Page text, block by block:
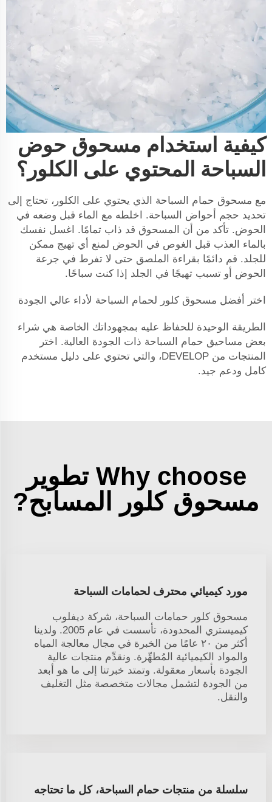
كيفية استخدام مسحوق حوض
السباحة المحتوي على الكلور؟
مع مسحوق حمام السباحة الذي يحتوي على الكلور، تحتاج إلى
تحديد حجم أحواض السباحة. اخلطه مع الماء قبل وضعه في
الحوض. تأكد من أن المسحوق قد ذاب تمامًا. اغسل نفسك
بالماء العذب قبل الغوص في الحوض لمنع أي تهيج ممكن
للجلد. قم دائمًا بقراءة الملصق حتى لا تفرط في جرعة
الحوض أو تسبب تهيجًا في الجلد إذا كنت سباحًا.
اختر أفضل مسحوق كلور لحمام السباحة لأداء عالي الجودة
الطريقة الوحيدة للحفاظ عليه بمجهوداتك الخاصة هي شراء
بعض مساحيق حمام السباحة ذات الجودة العالية. اختر
المنتجات من DEVELOP، والتي تحتوي على دليل مستخدم
كامل ودعم جيد.
Why choose تطوير
مسحوق كلور المسابح?
مورد كيميائي محترف لحمامات السباحة
مسحوق كلور حمامات السباحة، شركة ديفلوب
كيميستري المحدودة، تأسست في عام 2005. ولدينا
أكثر من ٢٠ عامًا من الخبرة في مجال معالجة المياه
والمواد الكيميائية المُطهِّرة. ونقدِّم منتجات عالية
الجودة بأسعار معقولة. وتمتد خبرتنا إلى ما هو أبعد
من الجودة لتشمل مجالات متخصصة مثل التغليف
والنقل.
سلسلة من منتجات حمام السباحة، كل ما تحتاجه